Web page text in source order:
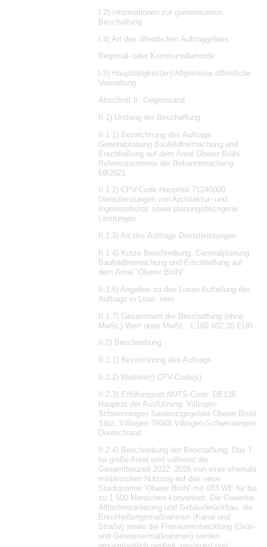
I.2) Informationen zur gemeinsamen
Beschaffung
I.4) Art des öffentlichen Auftraggebers
Regional- oder Kommunalbehörde
I.5) Haupttätigkeit(en) Allgemeine öffentliche
Verwaltung
Abschnitt II: Gegenstand
II.1) Umfang der Beschaffung
II.1.1) Bezeichnung des Auftrags:
Generalplanung Baufeldfreimachung und
Erschließung auf dem Areal Oberer Brühl
Referenznummer der Bekanntmachung:
69/2021
II.1.2) CPV-Code Hauptteil 71240000
Dienstleistungen von Architektur- und
Ingenieurbüros sowie planungsbezogene
Leistungen
II.1.3) Art des Auftrags Dienstleistungen
II.1.4) Kurze Beschreibung: Generalplanung
Baufeldfreimachung und Erschließung auf
dem Areal "Oberer Brühl"
II.1.6) Angaben zu den Losen Aufteilung des
Auftrags in Lose: nein
II.1.7) Gesamtwert der Beschaffung (ohne
MwSt.) Wert ohne MwSt.: 1.160.602,30 EUR
II.2) Beschreibung
II.2.1) Bezeichnung des Auftrags
II.2.2) Weitere(r) CPV-Code(s)
II.2.3) Erfüllungsort NUTS-Code: DE136
Hauptort der Ausführung: Villingen-
Schwenningen Sanierungsgebiet Oberer Brühl
Stbz. Villingen 78048 Villingen-Schwenningen
Deutschland
II.2.4) Beschreibung der Beschaffung: Das 7
ha große Areal wird während der
Gesamtbauzeit 2022 -2026 von einer ehemals
militärischen Nutzung auf das neue
Stadtquartier 'Oberer Brühl' mit 683 WE für bis
zu 1.500 Menschen konvertiert. Die Gewerke
Altlastensanierung und Gebäuderückbau, die
Erschließungsmaßnahmen (Kanal und
Straße) sowie die Freiraumentwicklung (Grün-
und Gewässermaßnahmen) werden